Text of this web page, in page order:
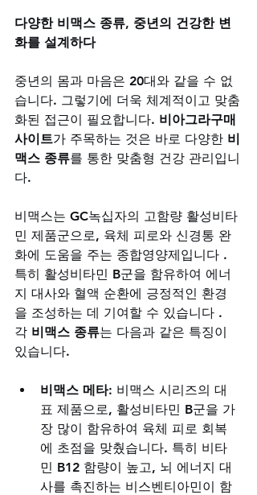
다양한 비맥스 종류, 중년의 건강한 변
화를 설계하다
중년의 몸과 마음은 20대와 같을 수 없
습니다. 그렇기에 더욱 체계적이고 맞춤
화된 접근이 필요합니다. 비아그라구매
사이트가 주목하는 것은 바로 다양한 비
맥스 종류를 통한 맞춤형 건강 관리입니
다.
비맥스는 GC녹십자의 고함량 활성비타
민 제품군으로, 육체 피로와 신경통 완
화에 도움을 주는 종합영양제입니다 .
특히 활성비타민 B군을 함유하여 에너
지 대사와 혈액 순환에 긍정적인 환경
을 조성하는 데 기여할 수 있습니다 .
각 비맥스 종류는 다음과 같은 특징이
있습니다.
비맥스 메타: 비맥스 시리즈의 대
표 제품으로, 활성비타민 B군을 가
장 많이 함유하여 육체 피로 회복
에 초점을 맞췄습니다. 특히 비타
민 B12 함량이 높고, 뇌 에너지 대
사를 촉진하는 비스벤티아민이 함